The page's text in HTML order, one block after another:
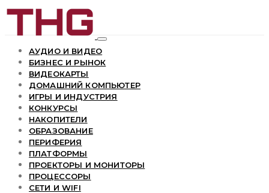
АУДИО И ВИДЕО
БИЗНЕС И РЫНОК
ВИДЕОКАРТЫ
ДОМАШНИЙ КОМПЬЮТЕР
ИГРЫ И ИНДУСТРИЯ
КОНКУРСЫ
НАКОПИТЕЛИ
ОБРАЗОВАНИЕ
ПЕРИФЕРИЯ
ПЛАТФОРМЫ
ПРОЕКТОРЫ И МОНИТОРЫ
ПРОЦЕССОРЫ
СЕТИ И WIFI